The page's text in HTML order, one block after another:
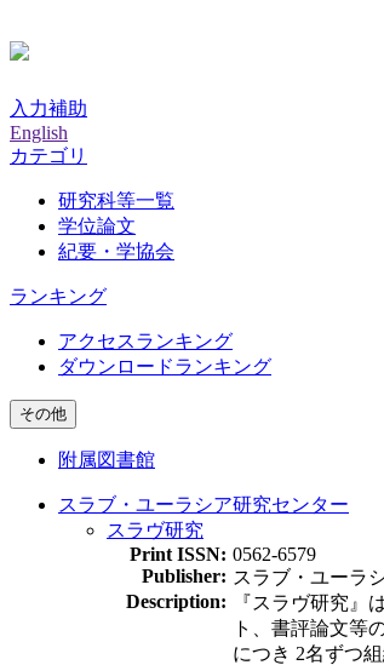
入力補助
English
カテゴリ
研究科等一覧
学位論文
紀要・学協会
ランキング
アクセスランキング
ダウンロードランキング
その他
附属図書館
スラブ・ユーラシア研究センター
スラヴ研究
Print ISSN: 0562-6579
Publisher: スラブ・ユーラ
Description:
『スラヴ研究』
ト、書評論文等
につき 2名ずつ